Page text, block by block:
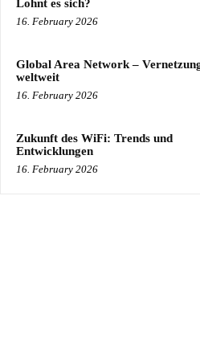
Lohnt es sich?
16. February 2026
Global Area Network –
weltweit
16. February 2026
Zukunft des WiFi: Trends und
Entwicklungen
16. February 2026